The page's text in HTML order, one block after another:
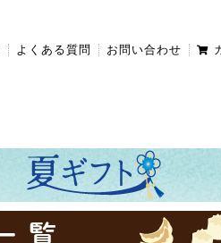
よくある質問 お問い合わせ